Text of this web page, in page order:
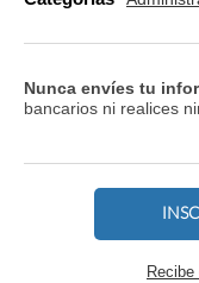
Nunca envíes tu
bancarios ni realices